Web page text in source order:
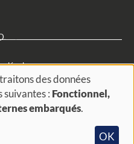
légales
Cookies et traceurs
Actes administratifs
des données
suivantes : Fonctionnel,
embarqués.
OK